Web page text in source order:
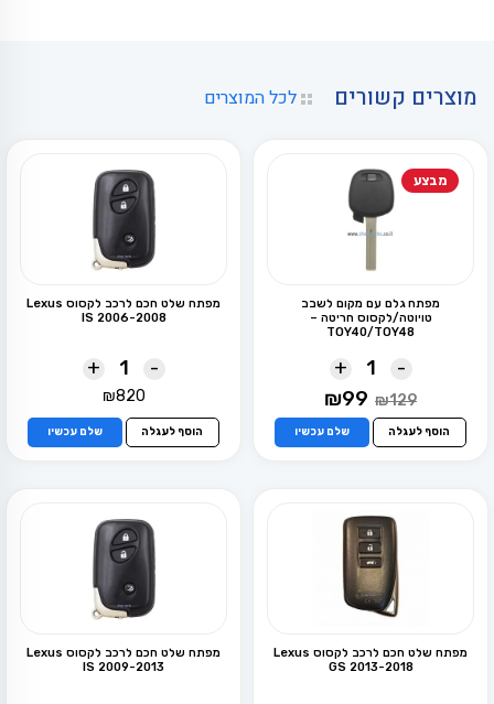
מוצרים קשורים לכל המוצרים
מבצע
מפתח גלם עם מקום לשבב
טויוטה/לקסוס חריטה –
TOY40/TOY48
-
+
₪129
המחיר
היה:
₪129.
₪99
הוא:
₪99.
הוסף לעגלה שלם עכשיו
מפתח שלט חכם לרכב לקסוס Lexus
IS 2006-2008
-
+
₪820
הוסף לעגלה שלם עכשיו
מפתח שלט חכם לרכב לקסוס Lexus
GS 2013-2018
מפתח שלט חכם לרכב לקסוס Lexus
IS 2009-2013